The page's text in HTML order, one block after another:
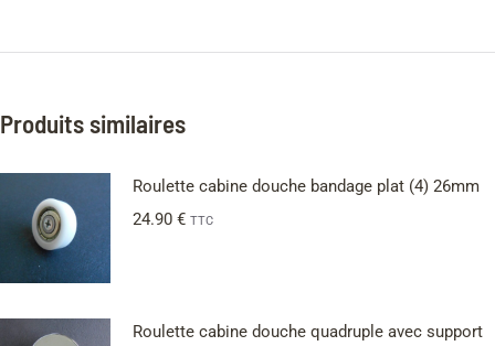
Produits similaires
Roulette cabine douche bandage plat (4) 26mm
24.90 € TTC
Roulette cabine douche quadruple avec support